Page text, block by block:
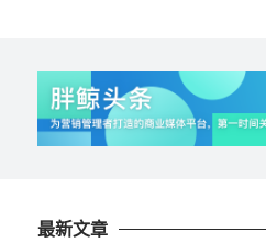
最新文章